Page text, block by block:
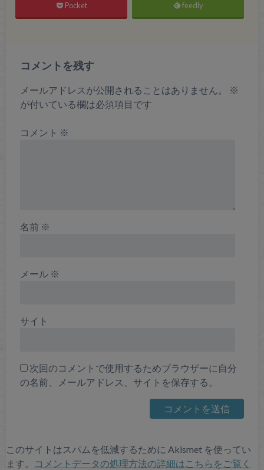
Pocket feedly
コメントを残す
メールアドレスが公開されることはありません。
※
が付いている欄は必須項目です
コメント ※
名前 ※
メール ※
サイト
次回のコメントで使用するためブラウザーに自分
の名前、メールアドレス、サイトを保存する。
このサイトはスパムを低減するために Akismet を使ってい
ます。
コメントデータの処理方法の詳細はこちらをご覧く